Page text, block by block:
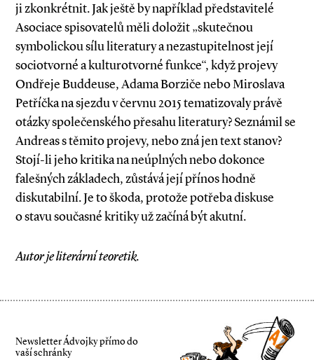
ji zkonkrétnit. Jak ještě by například představitelé
Asociace spisovatelů měli doložit „skutečnou
symbolickou sílu literatury a nezastupitelnost její
sociotvorné a kulturotvorné funkce“, když projevy
Ondřeje Buddeuse, Adama Borziče nebo Miroslava
Petříčka na sjezdu v červnu 2015 tematizovaly právě
otázky společenského přesahu literatury? Seznámil se
Andreas s těmito projevy, nebo zná jen text stanov?
Stojí­-li jeho kritika na neúplných nebo dokonce
falešných základech, zůstává její přínos hodně
diskutabilní. Je to škoda, protože potřeba diskuse
o stavu současné kritiky už začíná být akutní.
Autor je literární teoretik.
Newsletter Ádvojky přímo do
vaší schránky